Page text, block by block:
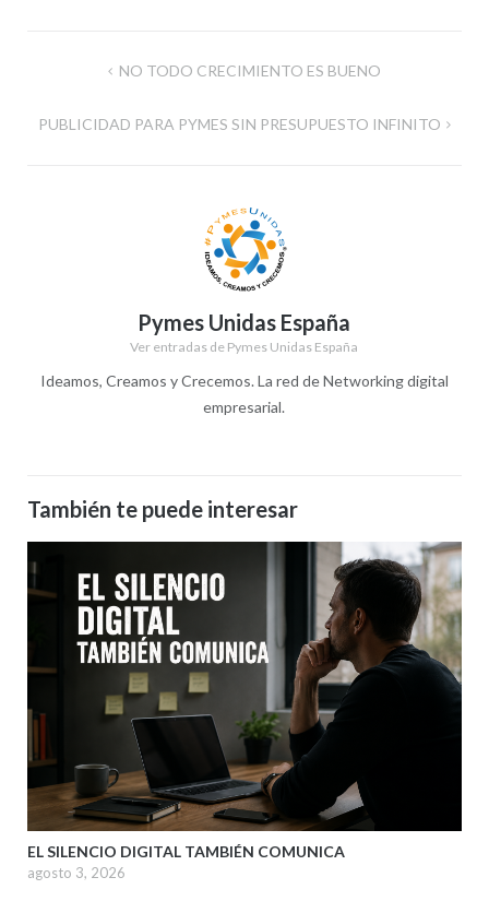
Navegación
entradas
NO TODO CRECIMIENTO ES BUENO
PUBLICIDAD PARA PYMES SIN PRESUPUESTO INFINITO
Pymes Unidas España
Ver entradas de Pymes Unidas España
Ideamos, Creamos y Crecemos. La red de Networking digital
empresarial.
También te puede interesar
EL SILENCIO DIGITAL TAMBIÉN COMUNICA
agosto 3, 2026